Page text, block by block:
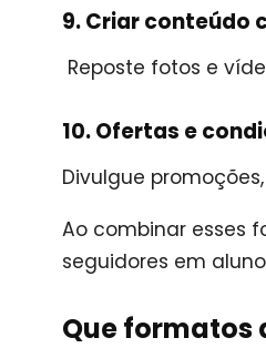
9. Criar conteúdo
Reposte fotos e
10. Ofertas e
Divulgue
Ao combinar esses
seguidores em
Que formatos